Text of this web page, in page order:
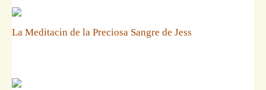
La Meditacin de la Preciosa Sangre de Jess